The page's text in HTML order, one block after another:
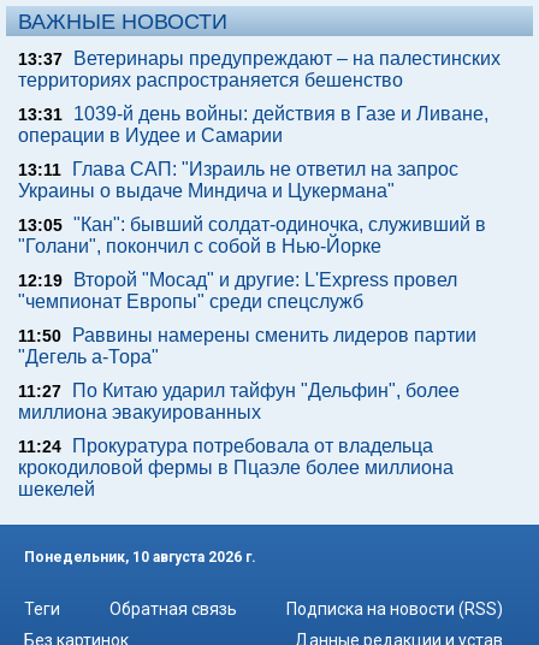
ВАЖНЫЕ НОВОСТИ
13:37
Ветеринары предупреждают – на палестинских
территориях распространяется бешенство
13:31
1039-й день войны: действия в Газе и Ливане,
операции в Иудее и Самарии
13:11
Глава САП: "Израиль не ответил на запрос
Украины о выдаче Миндича и Цукермана"
13:05 "Кан": бывший солдат-одиночка, служивший в
"Голани", покончил с собой в Нью-Йорке
12:19
Второй "Мосад" и другие: L'Express провел
"чемпионат Европы" среди спецслужб
11:50
Раввины намерены сменить лидеров партии
"Дегель а-Тора"
11:27
По Китаю ударил тайфун "Дельфин", более
миллиона эвакуированных
11:24
Прокуратура потребовала от владельца
крокодиловой фермы в Пцаэле более миллиона
шекелей
Понедельник, 10 августа 2026 г.
Теги Обратная связь
Подписка на новости (RSS)
Без картинок
Данные редакции и устав